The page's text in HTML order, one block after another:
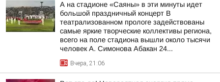
А на стадионе «Саяны» в эти минуты идет
большой праздничный концерт В
театрализованном прологе задействованы
самые яркие творческие коллективы региона,
всего на поле стадиона вышли около тысячи
человек А. Симонова Абакан 24...
Вчера, 21:06